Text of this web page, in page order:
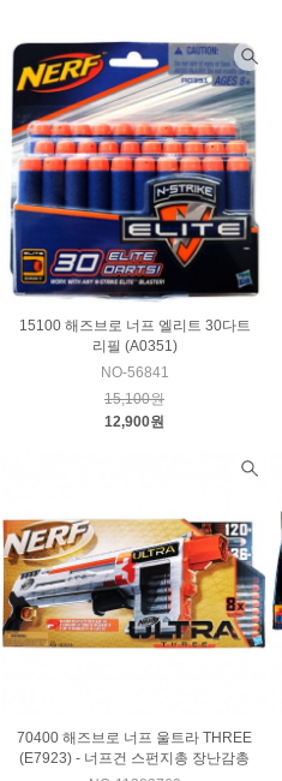
15100 해즈브로 너프 엘리트 30다트
리필 (A0351)
NO-56841
15,100원
12,900원
70400 해즈브로 너프 울트라 THREE
(E7923) - 너프건 스펀지총 장난감총